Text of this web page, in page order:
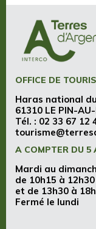
OFFICE DE
Haras national
61310 LE PIN-
Tél. : 02 33 67 12
A COMPTER DU 5
Mardi au
de 10h15 à 12h30
et de 13h30 à
Fermé le lundi